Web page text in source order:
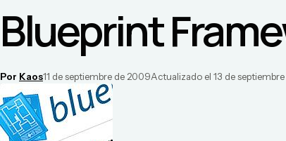
Blueprint
Por Kaos11 de septiembre de 2009Actualizado el 13 de